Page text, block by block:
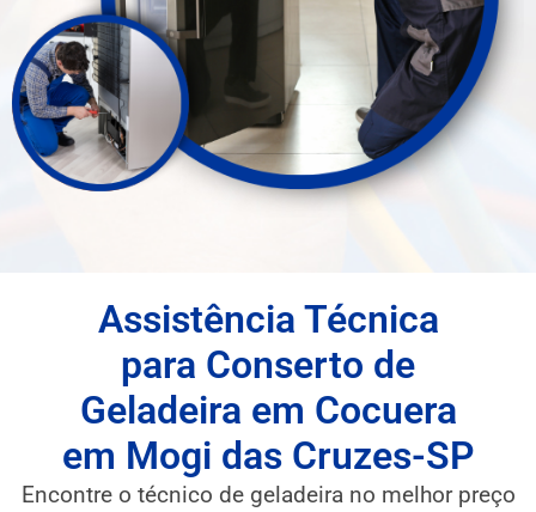
Assistência Técnica
para Conserto de
Geladeira em Cocuera
em Mogi das Cruzes-SP
Encontre o técnico de geladeira no melhor preço